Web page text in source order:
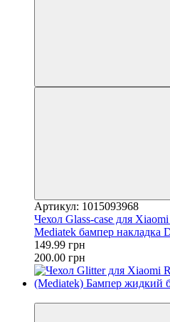
Артикул: 1015093968
Чехол Glass-case для
Mediatek бампер накладка
149.99 грн
200.00 грн